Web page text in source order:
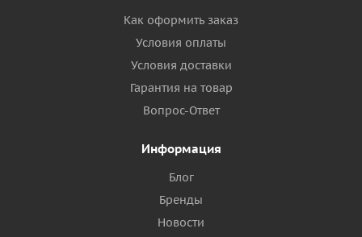
Как оформить заказ
Условия оплаты
Условия доставки
Гарантия на товар
Вопрос-Ответ
Информация
Блог
Бренды
Новости